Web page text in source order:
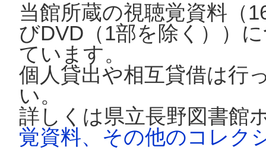
当館所蔵の視聴覚資料（
びDVD（1部を除く））
ています。
個人貸出や相互貸借は行
い。
詳しくは県立長野図書館
覚資料、その他のコレク